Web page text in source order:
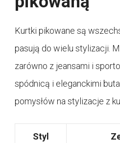
Kurtki pikowane są
pasują do wielu stylizacji.
zarówno z jeansami i
spódnicą i eleganckimi
pomysłów na stylizacje z
Styl